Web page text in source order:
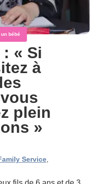
bébé
« Si
à
plein
»
Service,